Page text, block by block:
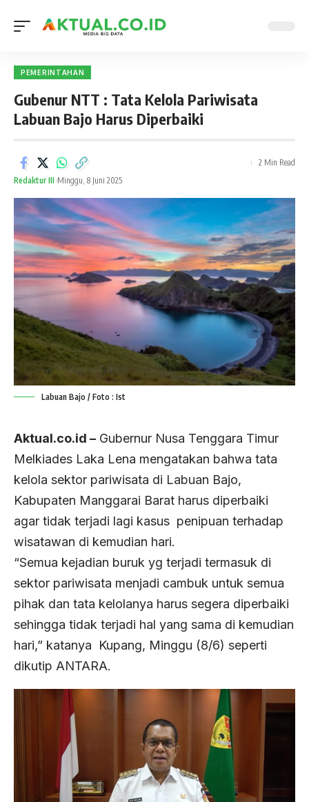
PEMERINTAHAN
Gubenur NTT : Tata Kelola Pariwisata
Labuan Bajo Harus Diperbaiki
Redaktur III Minggu, 8 Juni 2025
2 Min Read
Labuan Bajo / Foto : Ist
Aktual.co.id – Gubernur Nusa Tenggara Timur
Melkiades Laka Lena mengatakan bahwa tata
kelola sektor pariwisata di Labuan Bajo,
Kabupaten Manggarai Barat harus diperbaiki
agar tidak terjadi lagi kasus penipuan terhadap
wisatawan di kemudian hari.
“Semua kejadian buruk yg terjadi termasuk di
sektor pariwisata menjadi cambuk untuk semua
pihak dan tata kelolanya harus segera diperbaiki
sehingga tidak terjadi hal yang sama di kemudian
hari,” katanya Kupang, Minggu (8/6) seperti
dikutip ANTARA.